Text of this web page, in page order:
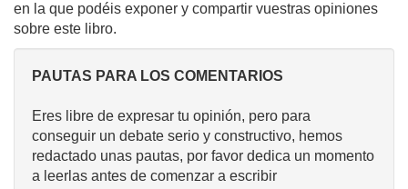
en la que podéis exponer y compartir vuestras opiniones
sobre este libro.
PAUTAS PARA LOS COMENTARIOS
Eres libre de expresar tu opinión, pero para
conseguir un debate serio y constructivo, hemos
redactado unas pautas, por favor dedica un momento
a leerlas antes de comenzar a escribir